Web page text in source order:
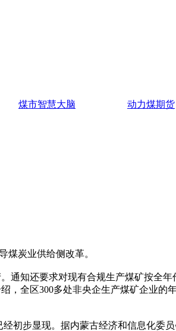
煤市智慧大脑 动力煤期货
煤炭业供给侧改革。
知还要求对现有合规生产煤矿按全年
全区300多处非央企生产煤矿企业的
初步显现。据内蒙古经济和信息化委